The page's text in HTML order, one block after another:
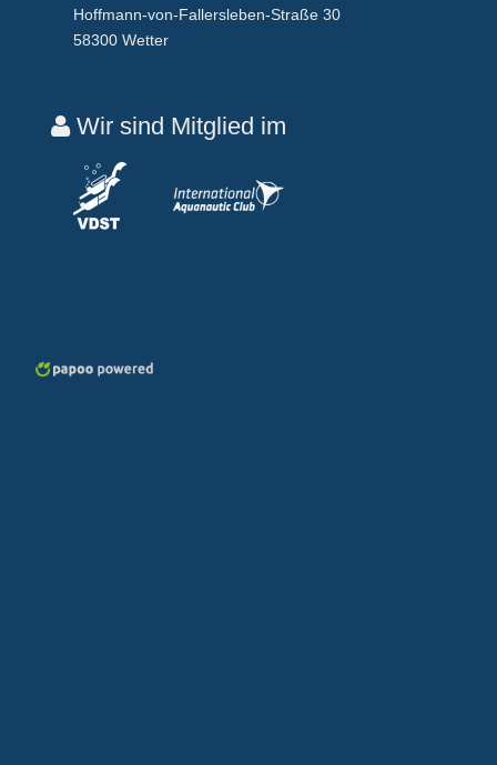
Hoffmann-von-Fallersleben-Straße 30
58300 Wetter
Wir sind Mitglied im